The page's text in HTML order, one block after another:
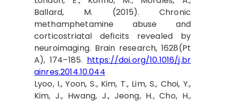
Ballard, M. (2015). Chronic
methamphetamine abuse and
corticostriatal deficits revealed by
neuroimaging. Brain research, 1628(Pt
A), 174–185. https://doi.org/10.1016/j.br
ainres.2014.10.044
Lyoo, I., Yoon, S., Kim, T., Lim, S., Choi, Y.,
Kim, J., Hwang, J., Jeong, H., Cho, H.,